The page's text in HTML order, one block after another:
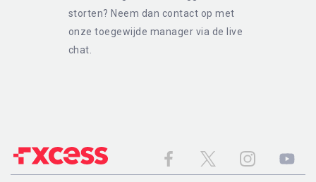
storten? Neem dan contact op met
onze toegewijde manager via de live
chat.